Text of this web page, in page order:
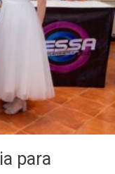
para